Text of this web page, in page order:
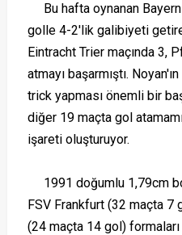
Bu hafta oynanan Bayern
golle 4-2'lik galibiyeti
Eintracht Trier maçında 3,
atmayı başarmıştı.
trick yapması önemli bir
diğer 19 maçta gol
işareti oluşturuyor.
1991 doğumlu 1,79cm
FSV Frankfurt (32 maçta
(24 maçta 14 gol)